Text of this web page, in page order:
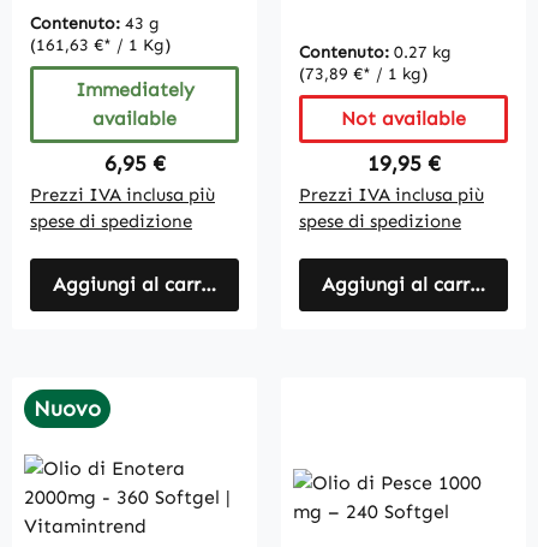
Contenuto: 43 g
(161,63 €* / 1 Kg)
Immediately
available
Regular price:
6,95 €
Prezzi IVA inclusa più
spese di spedizione
Aggiungi al carrello
Vitamintrend
Contenuto: 0.27 kg
(73,89 €* / 1 kg)
Not available
Regular price:
19,95 €
Prezzi IVA inclusa più
spese di spedizione
Aggiungi al carrello
Nuovo